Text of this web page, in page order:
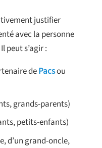
justifier
avec la personne
peut s’agir :
dePacsou
grands-parents)
petits-enfants)
d’un grand-oncle,